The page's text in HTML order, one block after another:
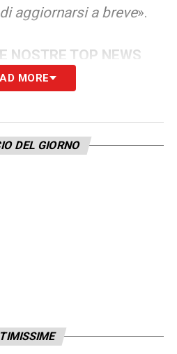
aggiornarsi a breve».
NOSTRE TOP NEWS
MORE
DEL GIORNO